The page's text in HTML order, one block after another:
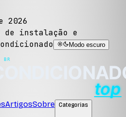
2026
instalação e
Modo escuro
ArtigosSobre Categorias